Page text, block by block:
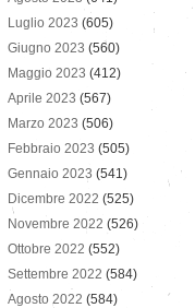
Luglio 2023 (605)
Giugno 2023 (560)
Maggio 2023 (412)
Aprile 2023 (567)
Marzo 2023 (506)
Febbraio 2023 (505)
Gennaio 2023 (541)
Dicembre 2022 (525)
Novembre 2022 (526)
Ottobre 2022 (552)
Settembre 2022 (584)
Agosto 2022 (584)